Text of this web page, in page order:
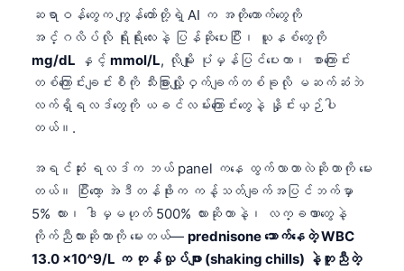
ဆရာဝန်တွေက ကျွန်တော်တို့ရဲ့ AI က အတိုကောက်တွေကို
အင်္ဂလိပ်လို ရိုးရိုးလေးနဲ့ ပြန်ဆိုပေးပြီး၊ ယူနစ်တွေကို
mg/dL နှင့် mmol/L, လိုမျိုး ပုံမှန်ပြင်ပေးကာ၊ စာကြောင်း
တစ်ကြောင်းချင်းစီကို သီးခြားလျှို့ဝှက်ချက်တစ်ခုလို မဆက်ဆံဘဲ
လက်ရှိရလဒ်တွေကို ယခင်လမ်းကြောင်းတွေနဲ့ နှိုင်းယှဉ်ပါ
တယ်။.
အရင်ဆုံး ရလဒ်က ဘယ် panel ကနေ ထွက်လာတာလဲဆိုတာကို မေး
တယ်။ ပြီးတော့ အဲဒီတန်ဖိုးက ကန့်သတ်ချက်အပြင်ဘက်မှာ
5% လား၊ ဒါမှမဟုတ် 500% လားဆိုတာနဲ့၊ လက္ခဏာတွေနဲ့
ကိုက်ညီလားဆိုတာကို မေးတယ်— prednisone သောက်နေတဲ့ WBC
13.0 x10^9/L က တုန်လှုပ်ဖျား (shaking chills) နဲ့တူညီတဲ့